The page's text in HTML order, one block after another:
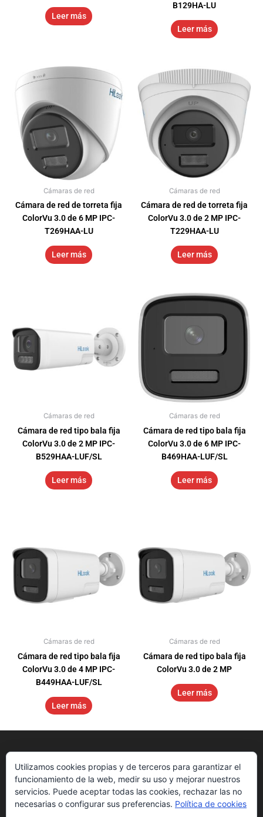
Leer más
B129HA-LU
Leer más
Cámaras de red
Cámara de red de torreta fija
ColorVu 3.0 de 6 MP IPC-
T269HAA-LU
Leer más
Cámaras de red
Cámara de red de torreta fija
ColorVu 3.0 de 2 MP IPC-
T229HAA-LU
Leer más
Cámaras de red
Cámara de red tipo bala fija
ColorVu 3.0 de 2 MP IPC-
B529HAA-LUF/SL
Leer más
Cámaras de red
Cámara de red tipo bala fija
ColorVu 3.0 de 6 MP IPC-
B469HAA-LUF/SL
Leer más
Cámaras de red
Cámara de red tipo bala fija
ColorVu 3.0 de 4 MP IPC-
B449HAA-LUF/SL
Leer más
Cámaras de red
Cámara de red tipo bala fija
ColorVu 3.0 de 2 MP
Leer más
Utilizamos cookies propias y de terceros para garantizar el
funcionamiento de la web, medir su uso y mejorar nuestros
servicios. Puede aceptar todas las cookies, rechazar las no
necesarias o configurar sus preferencias. Política de cookies